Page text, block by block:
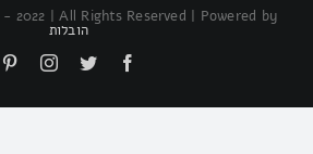
- 2022 | All Rights Reserved | Powered by
הובלות
Facebook
Twitter